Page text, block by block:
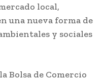
local,
una nueva forma de
y sociales
Bolsa de Comercio